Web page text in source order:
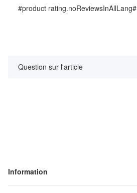
#product rating.noReviewsInAllLang#
Question sur l'article
Information